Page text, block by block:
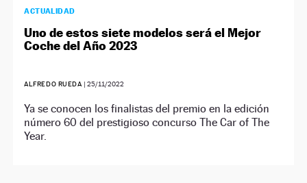
ACTUALIDAD
Uno de estos siete modelos será el Mejor
Coche del Año 2023
ALFREDO RUEDA | 25/11/2022
Ya se conocen los finalistas del premio en la edición
número 60 del prestigioso concurso The Car of The
Year.